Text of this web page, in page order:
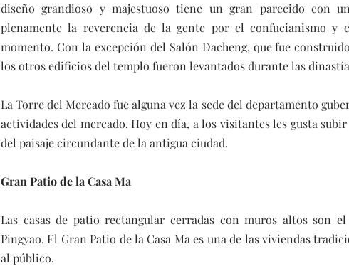
diseño grandioso y majestuoso tiene un gran parecido con
plenamente la reverencia de la gente por el confucianismo y
momento. Con la excepción del Salón Dacheng, que fue
los otros edificios del templo fueron levantados durante las
La Torre del Mercado fue alguna vez la sede del departamento
actividades del mercado. Hoy en día, a los visitantes les gusta
del paisaje circundante de la antigua ciudad.
Gran Patio de la Casa Ma
Las casas de patio rectangular cerradas con muros altos son
Pingyao. El Gran Patio de la Casa Ma es una de las viviendas
al público.